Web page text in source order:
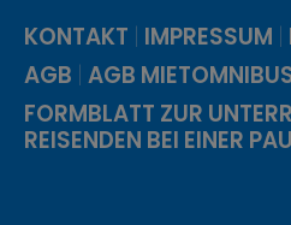
KONTAKT | IMPRESSUM |
AGB | AGB
FORMBLATT ZUR
REISENDEN BEI EINER